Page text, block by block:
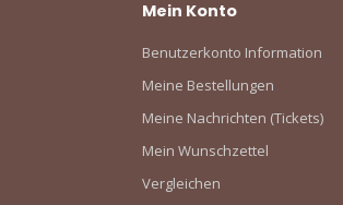
Mein Konto
Benutzerkonto Information
Meine Bestellungen
Meine Nachrichten (Tickets)
Mein Wunschzettel
Vergleichen